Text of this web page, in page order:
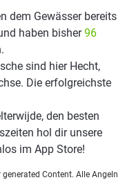
dem Gewässer bereits
haben bisher96
sind hier Hecht,
Die erfolgreichste
den besten
hol dir unsere
im App Store!
generated Content. Alle Angeln